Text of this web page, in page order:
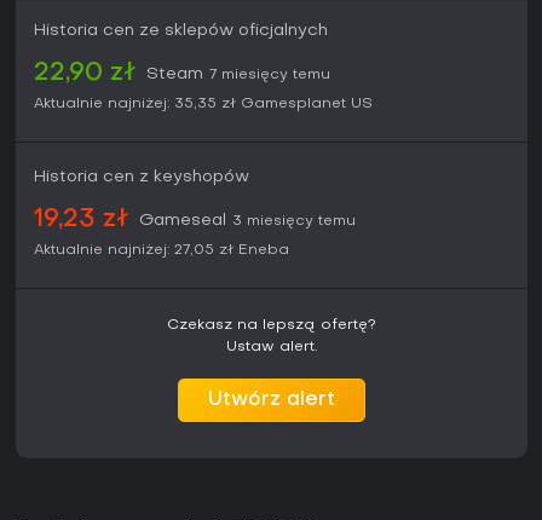
Historia cen ze sklepów oficjalnych
22,90 zł Steam 7 miesięcy temu
Aktualnie najniżej: 35,35 zł Gamesplanet US
Historia cen z keyshopów
19,23 zł Gameseal
3 miesięcy temu
Aktualnie najniżej: 27,05 zł Eneba
Czekasz na lepszą ofertę?
Ustaw alert.
Utwórz alert